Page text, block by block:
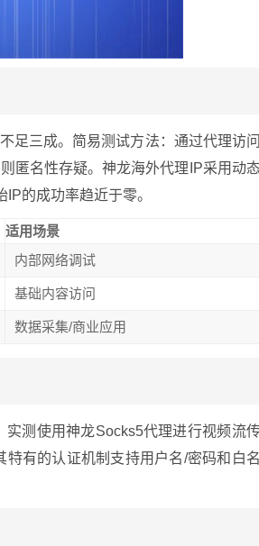
足三成。简易测试方法：通过代理访问
匿名性存疑。神龙海外代理IP采用动
的成功率趋近于零。
适用场景
内部网络调试
基础内容访问
数据采集/商业应用
实测使用神龙Socks5代理进行视频流
有的认证机制支持用户名/密码和白名